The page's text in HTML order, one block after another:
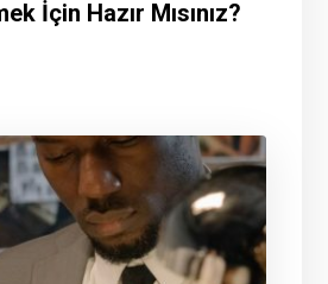
İçin Hazır Mısınız?